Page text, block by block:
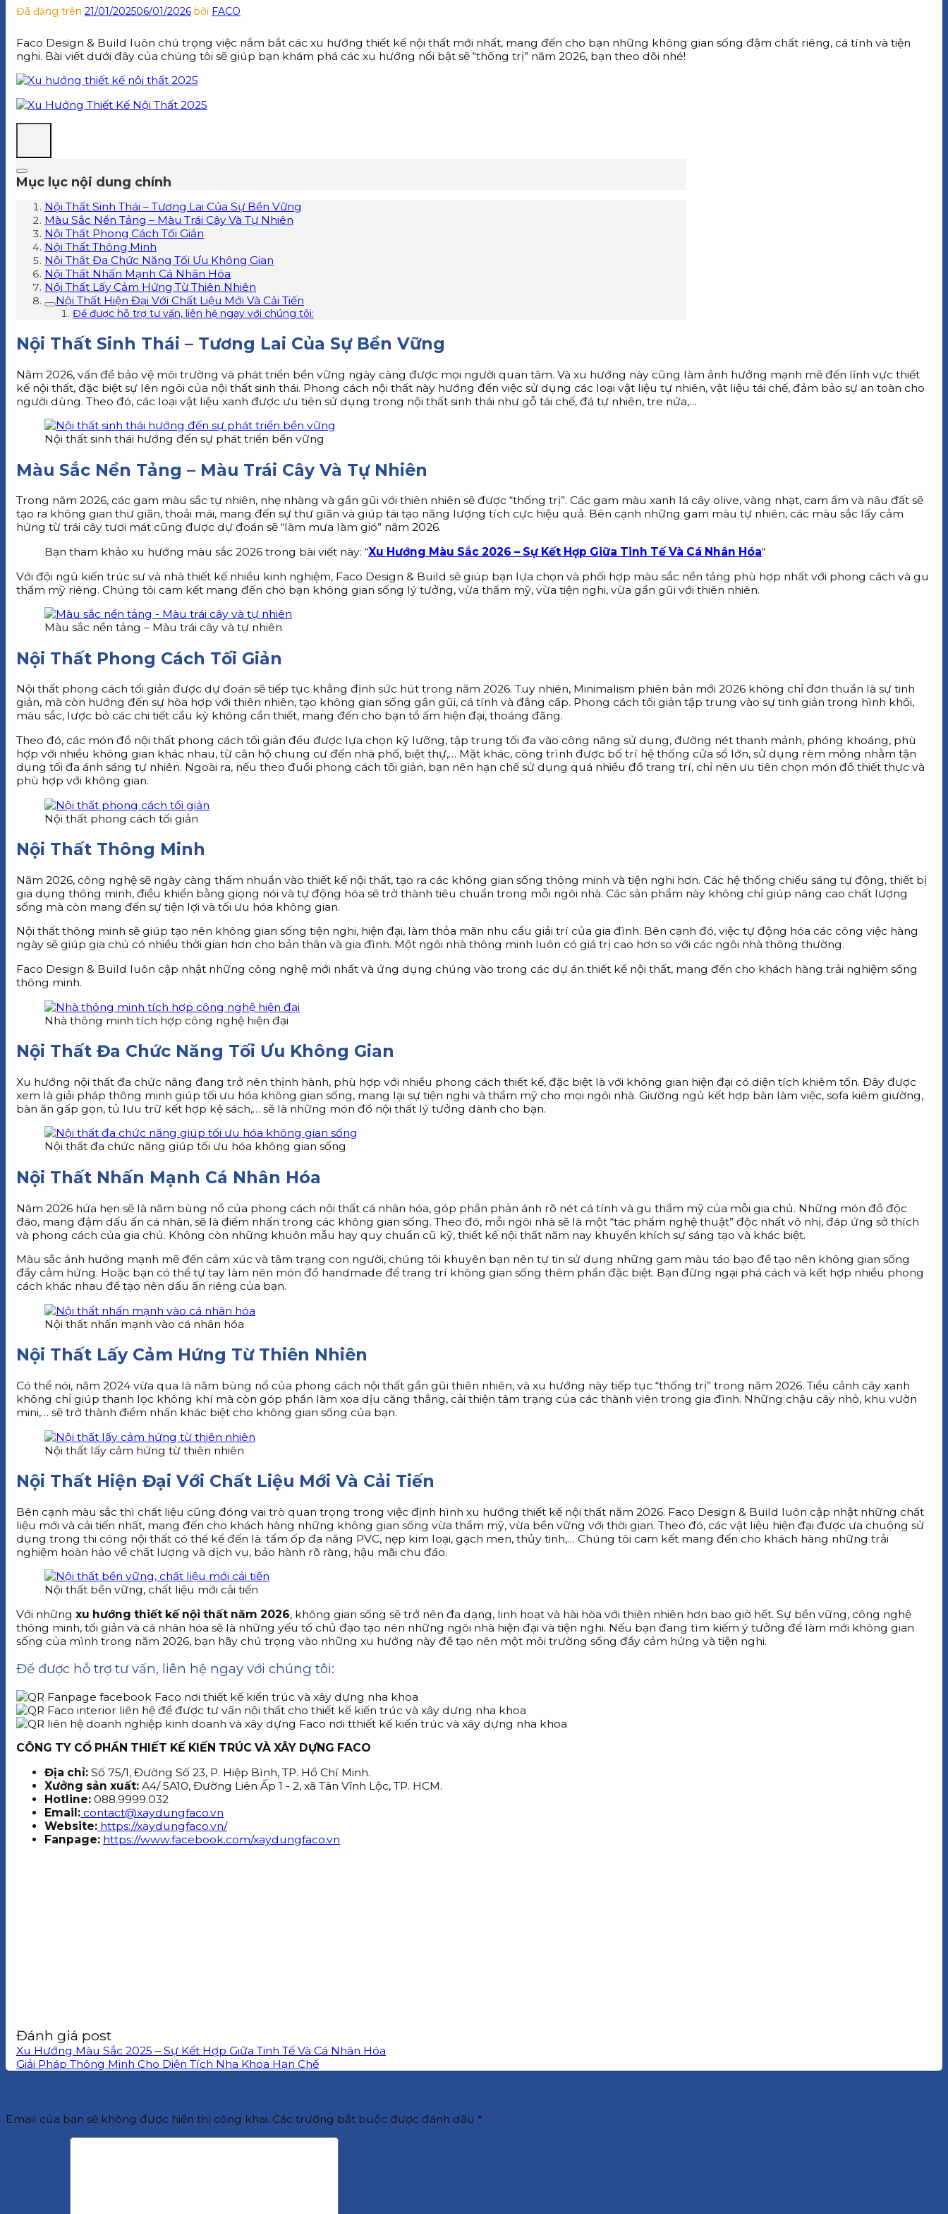
Đã đăng trên 21/01/202506/01/2026 bởi FACO
Faco Design & Build luôn chú trọng việc nắm bắt các xu hướng thiết kế nội thất mới nhất, mang đến cho bạn những không gian sống đậm chất riêng, cá tính và tiện
nghi. Bài viết dưới đây của chúng tôi sẽ giúp bạn khám phá các xu hướng nổi bật sẽ “thống trị” năm 2026, bạn theo dõi nhé!
Mục lục nội dung chính
Nội Thất Sinh Thái – Tương Lai Của Sự Bền Vững
Màu Sắc Nền Tảng – Màu Trái Cây Và Tự Nhiên
Nội Thất Phong Cách Tối Giản
Nội Thất Thông Minh
Nội Thất Đa Chức Năng Tối Ưu Không Gian
Nội Thất Nhấn Mạnh Cá Nhân Hóa
Nội Thất Lấy Cảm Hứng Từ Thiên Nhiên
Nội Thất Hiện Đại Với Chất Liệu Mới Và Cải Tiến
Để được hỗ trợ tư vấn, liên hệ ngay với chúng tôi:
Nội Thất Sinh Thái – Tương Lai Của Sự Bền Vững
Năm 2026, vấn đề bảo vệ môi trường và phát triển bền vững ngày càng được mọi người quan tâm. Và xu hướng này cũng làm ảnh hưởng mạnh mẽ đến lĩnh vực thiết
kế nội thất, đặc biệt sự lên ngôi của nội thất sinh thái. Phong cách nội thất này hướng đến việc sử dụng các loại vật liệu tự nhiên, vật liệu tái chế, đảm bảo sự an toàn cho
người dùng. Theo đó, các loại vật liệu xanh được ưu tiên sử dụng trong nội thất sinh thái như gỗ tái chế, đá tự nhiên, tre nứa,…
Nội thất sinh thái hướng đến sự phát triển bền vững
Màu Sắc Nền Tảng – Màu Trái Cây Và Tự Nhiên
Trong năm 2026, các gam màu sắc tự nhiên, nhẹ nhàng và gần gũi với thiên nhiên sẽ được “thống trị”. Các gam màu xanh lá cây olive, vàng nhạt, cam ấm và nâu đất sẽ
tạo ra không gian thư giãn, thoải mái, mang đến sự thư giãn và giúp tái tạo năng lượng tích cực hiệu quả. Bên cạnh những gam màu tự nhiên, các màu sắc lấy cảm
hứng từ trái cây tươi mát cũng được dự đoán sẽ “làm mưa làm gió” năm 2026.
Bạn tham khảo xu hướng màu sắc 2026 trong bài viết này: “Xu Hướng Màu Sắc 2026 – Sự Kết Hợp Giữa Tinh Tế Và Cá Nhân Hóa“
Với đội ngũ kiến trúc sư và nhà thiết kế nhiều kinh nghiệm, Faco Design & Build sẽ giúp bạn lựa chọn và phối hợp màu sắc nền tảng phù hợp nhất với phong cách và gu
thẩm mỹ riêng. Chúng tôi cam kết mang đến cho bạn không gian sống lý tưởng, vừa thẩm mỹ, vừa tiện nghi, vừa gần gũi với thiên nhiên.
Màu sắc nền tảng – Màu trái cây và tự nhiên
Nội Thất Phong Cách Tối Giản
Nội thất phong cách tối giản được dự đoán sẽ tiếp tục khẳng định sức hút trong năm 2026. Tuy nhiên, Minimalism phiên bản mới 2026 không chỉ đơn thuần là sự tinh
giản, mà còn hướng đến sự hòa hợp với thiên nhiên, tạo không gian sống gần gũi, cá tính và đẳng cấp. Phong cách tối giản tập trung vào sự tinh giản trong hình khối,
màu sắc, lược bỏ các chi tiết cầu kỳ không cần thiết, mang đến cho bạn tổ ấm hiện đại, thoáng đãng.
Theo đó, các món đồ nội thất phong cách tối giản đều được lựa chọn kỹ lưỡng, tập trung tối đa vào công năng sử dụng, đường nét thanh mảnh, phóng khoáng, phù
hợp với nhiều không gian khác nhau, từ căn hộ chung cư đến nhà phố, biệt thự,… Mặt khác, công trình được bố trí hệ thống cửa sổ lớn, sử dụng rèm mỏng nhằm tận
dụng tối đa ánh sáng tự nhiên. Ngoài ra, nếu theo đuổi phong cách tối giản, bạn nên hạn chế sử dụng quá nhiều đồ trang trí, chỉ nên ưu tiên chọn món đồ thiết thực và
phù hợp với không gian.
Nội thất phong cách tối giản
Nội Thất Thông Minh
Năm 2026, công nghệ sẽ ngày càng thấm nhuần vào thiết kế nội thất, tạo ra các không gian sống thông minh và tiện nghi hơn. Các hệ thống chiếu sáng tự động, thiết bị
gia dụng thông minh, điều khiển bằng giọng nói và tự động hóa sẽ trở thành tiêu chuẩn trong mỗi ngôi nhà. Các sản phẩm này không chỉ giúp nâng cao chất lượng
sống mà còn mang đến sự tiện lợi và tối ưu hóa không gian.
Nội thất thông minh sẽ giúp tạo nên không gian sống tiện nghi, hiện đại, làm thỏa mãn nhu cầu giải trí của gia đình. Bên cạnh đó, việc tự động hóa các công việc hàng
ngày sẽ giúp gia chủ có nhiều thời gian hơn cho bản thân và gia đình. Một ngôi nhà thông minh luôn có giá trị cao hơn so với các ngôi nhà thông thường.
Faco Design & Build luôn cập nhật những công nghệ mới nhất và ứng dụng chúng vào trong các dự án thiết kế nội thất, mang đến cho khách hàng trải nghiệm sống
thông minh.
Nhà thông minh tích hợp công nghệ hiện đại
Nội Thất Đa Chức Năng Tối Ưu Không Gian
Xu hướng nội thất đa chức năng đang trở nên thịnh hành, phù hợp với nhiều phong cách thiết kế, đặc biệt là với không gian hiện đại có diện tích khiêm tốn. Đây được
xem là giải pháp thông minh giúp tối ưu hóa không gian sống, mang lại sự tiện nghi và thẩm mỹ cho mọi ngôi nhà. Giường ngủ kết hợp bàn làm việc, sofa kiêm giường,
bàn ăn gấp gọn, tủ lưu trữ kết hợp kệ sách,… sẽ là những món đồ nội thất lý tưởng dành cho bạn.
Nội thất đa chức năng giúp tối ưu hóa không gian sống
Nội Thất Nhấn Mạnh Cá Nhân Hóa
Năm 2026 hứa hẹn sẽ là năm bùng nổ của phong cách nội thất cá nhân hóa, góp phần phản ánh rõ nét cá tính và gu thẩm mỹ của mỗi gia chủ. Những món đồ độc
đáo, mang đậm dấu ấn cá nhân, sẽ là điểm nhấn trong các không gian sống. Theo đó, mỗi ngôi nhà sẽ là một “tác phẩm nghệ thuật” độc nhất vô nhị, đáp ứng sở thích
và phong cách của gia chủ. Không còn những khuôn mẫu hay quy chuẩn cũ kỹ, thiết kế nội thất năm nay khuyến khích sự sáng tạo và khác biệt.
Màu sắc ảnh hưởng mạnh mẽ đến cảm xúc và tâm trạng con người, chúng tôi khuyên bạn nên tự tin sử dụng những gam màu táo bạo để tạo nên không gian sống
đầy cảm hứng. Hoặc bạn có thể tự tay làm nên món đồ handmade để trang trí không gian sống thêm phần đặc biệt. Bạn đừng ngại phá cách và kết hợp nhiều phong
cách khác nhau để tạo nên dấu ấn riêng của bạn.
Nội thất nhấn mạnh vào cá nhân hóa
Nội Thất Lấy Cảm Hứng Từ Thiên Nhiên
Có thể nói, năm 2024 vừa qua là năm bùng nổ của phong cách nội thất gần gũi thiên nhiên, và xu hướng này tiếp tục “thống trị” trong năm 2026. Tiểu cảnh cây xanh
không chỉ giúp thanh lọc không khí mà còn góp phần làm xoa dịu căng thẳng, cải thiện tâm trạng của các thành viên trong gia đình. Những chậu cây nhỏ, khu vườn
mini,… sẽ trở thành điểm nhấn khác biệt cho không gian sống của bạn.
Nội thất lấy cảm hứng từ thiên nhiên
Nội Thất Hiện Đại Với Chất Liệu Mới Và Cải Tiến
Bên cạnh màu sắc thì chất liệu cũng đóng vai trò quan trọng trong việc định hình xu hướng thiết kế nội thất năm 2026. Faco Design & Build luôn cập nhật những chất
liệu mới và cải tiến nhất, mang đến cho khách hàng những không gian sống vừa thẩm mỹ, vừa bền vững với thời gian. Theo đó, các vật liệu hiện đại được ưa chuộng sử
dụng trong thi công nội thất có thể kể đến là: tấm ốp đa năng PVC, nẹp kim loại, gạch men, thủy tinh,… Chúng tôi cam kết mang đến cho khách hàng những trải
nghiệm hoàn hảo về chất lượng và dịch vụ, bảo hành rõ ràng, hậu mãi chu đáo.
Nội thất bền vững, chất liệu mới cải tiến
Với những xu hướng thiết kế nội thất năm 2026, không gian sống sẽ trở nên đa dạng, linh hoạt và hài hòa với thiên nhiên hơn bao giờ hết. Sự bền vững, công nghệ
thông minh, tối giản và cá nhân hóa sẽ là những yếu tố chủ đạo tạo nên những ngôi nhà hiện đại và tiện nghi. Nếu bạn đang tìm kiếm ý tưởng để làm mới không gian
sống của mình trong năm 2026, bạn hãy chú trọng vào những xu hướng này để tạo nên một môi trường sống đầy cảm hứng và tiện nghi.
Để được hỗ trợ tư vấn, liên hệ ngay với chúng tôi:
CÔNG TY CỔ PHẦN THIẾT KẾ KIẾN TRÚC VÀ XÂY DỰNG FACO
Địa chỉ: Số 75/1, Đường Số 23, P. Hiệp Bình, TP. Hồ Chí Minh.
Xưởng sản xuất: A4/ 5A10, Đường Liên Ấp 1 - 2, xã Tân Vĩnh Lộc, TP. HCM.
Hotline: 088.9999.032
Email: contact@xaydungfaco.vn
Website: https://xaydungfaco.vn/
Fanpage: https://www.facebook.com/xaydungfaco.vn
Đánh giá post
Xu Hướng Màu Sắc 2025 – Sự Kết Hợp Giữa Tinh Tế Và Cá Nhân Hóa
Giải Pháp Thông Minh Cho Diện Tích Nha Khoa Hạn Chế
Email của bạn sẽ không được hiển thị công khai. Các trường bắt buộc được đánh dấu *